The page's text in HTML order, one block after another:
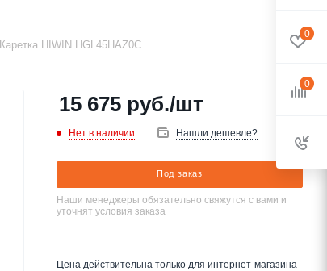
Каретка HIWIN HGL45HAZ0C
15 675 руб./шт
Нет в наличии Нашли дешевле?
Под заказ
Наши менеджеры обязательно свяжутся с вами и
уточнят условия заказа
Цена действительна только для интернет-магазина
0
0